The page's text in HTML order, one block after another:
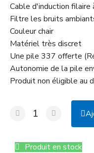
Cable d'induction filaire
Filtre les bruits
Couleur chair
Matériel très discret
Une pile 337 offerte
Autonomie de la pile
Produit non éligible au
Produit en stock